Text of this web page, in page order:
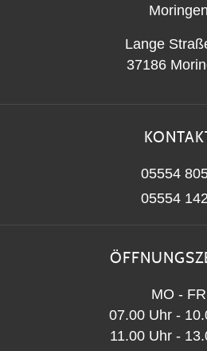
Moringen
Lange
37186
05554
05554
MO - FR
07.00 Uhr -
11.00 Uhr -